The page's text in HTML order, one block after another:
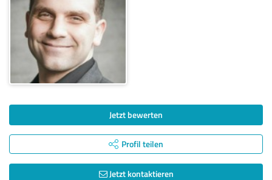
Jetzt bewerten
Profil teilen
Jetzt kontaktieren